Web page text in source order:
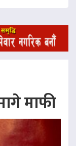
माफी